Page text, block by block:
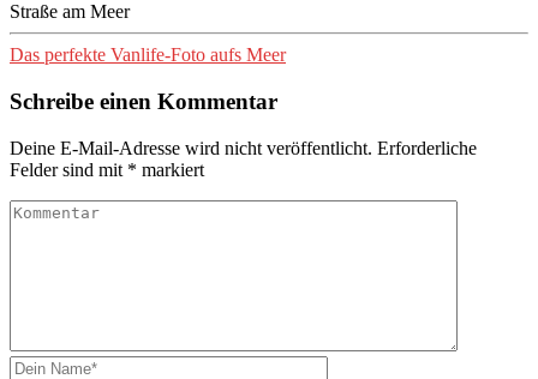
Straße am Meer
Das perfekte Vanlife-Foto aufs Meer
Schreibe einen Kommentar
Deine E-Mail-Adresse wird nicht veröffentlicht. Erforderliche
Felder sind mit * markiert